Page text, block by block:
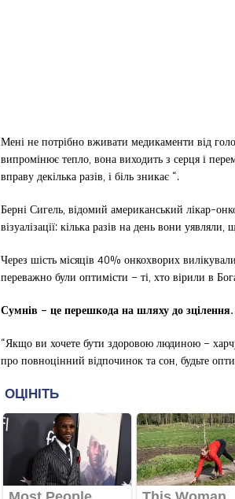
Мені не потрібно вживати медикаменти від
випромінює тепло, вона виходить з серця і
вправу декілька разів, і біль зникає “.
Берні Сигель, відомий американський лікар-
візуалізації: кілька разів на день вони
Через шість місяців 40% онкохворих
переважно були оптимісти – ті, хто вірили в
Сумнів – це перешкода на шляху до зцілення.
“Якщо ви хочете бути здоровою людиною –
про повноцінний відпочинок та сон, будьте